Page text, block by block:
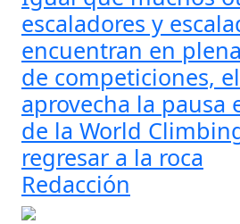
escaladores y
encuentran en
de competiciones,
aprovecha la pausa
de la World
regresar a la roca
Redacción